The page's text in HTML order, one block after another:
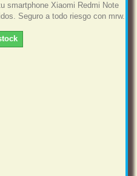
smartphone Xiaomi Redmi Note
Seguro a todo riesgo con mrw.